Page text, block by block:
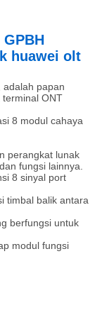
huawei olt
adalah papan
ONT
8 modul cahaya
perangkat lunak
fungsi lainnya.
8 sinyal port
timbal balik antara
berfungsi untuk
modul fungsi